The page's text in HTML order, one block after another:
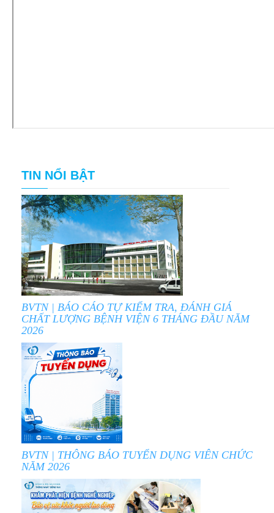
TIN NỔI BẬT
BVTN | BÁO CÁO TỰ KIỂM TRA, ĐÁNH GIÁ
CHẤT LƯỢNG BỆNH VIỆN 6 THÁNG ĐẦU NĂM
2026
BVTN | THÔNG BÁO TUYỂN DỤNG VIÊN CHỨC
NĂM 2026